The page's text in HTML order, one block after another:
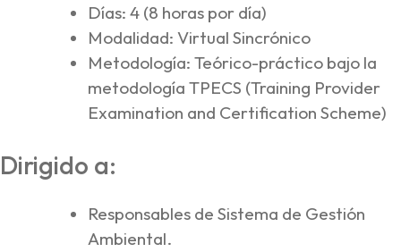
Días: 4 (8 horas por día)
Modalidad: Virtual Sincrónico
Metodología: Teórico-práctico bajo la
metodología TPECS (Training Provider
Examination and Certification Scheme)
Dirigido a:
Responsables de Sistema de Gestión
Ambiental.